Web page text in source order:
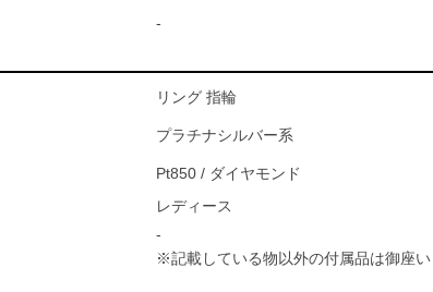
-
リング 指輪
プラチナシルバー系
Pt850 / ダイヤモンド
レディース
-
※記載している物以外の付属品は御座